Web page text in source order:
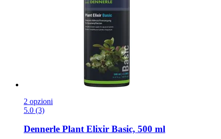
2 opzioni
5.0 (3)
Dennerle Plant Elixir Basic, 500 ml